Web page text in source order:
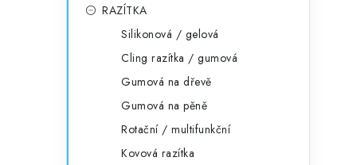
RAZÍTKA
Silikonová / gelová
Cling razítka / gumová
Gumová na dřevě
Gumová na pěně
Rotační / multifunkční
Kovová razítka